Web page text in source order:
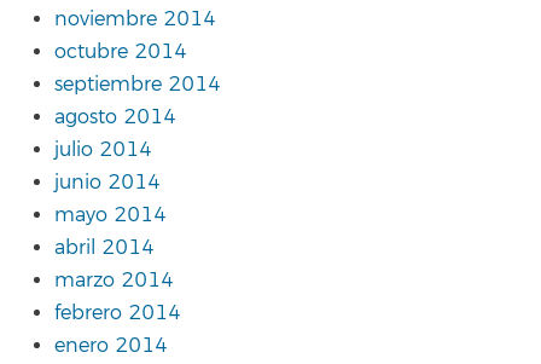
noviembre 2014
octubre 2014
septiembre 2014
agosto 2014
julio 2014
junio 2014
mayo 2014
abril 2014
marzo 2014
febrero 2014
enero 2014